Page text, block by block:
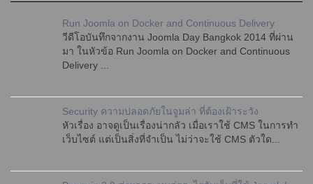
Run Joomla on Docker and Continuous Delivery
วีดีโอบันทึกจากงาน Joomla Day Bangkok 2014 ที่ผ่าน
มา ในหัวข้อ Run Joomla on Docker and Continuous
Delivery ...
Security ความปลอดภัยในจูมล่า ที่ต้องเฝ้าระวัง
หัวเรื่อง อาจดูเป็นเรื่องน่ากลัว เมื่อเราใช้ CMS ในการทำ
เว็บไซต์ แต่เป็นสิ่งที่จำเป็น ไม่ว่าจะใช้ CMS ตัวใด...